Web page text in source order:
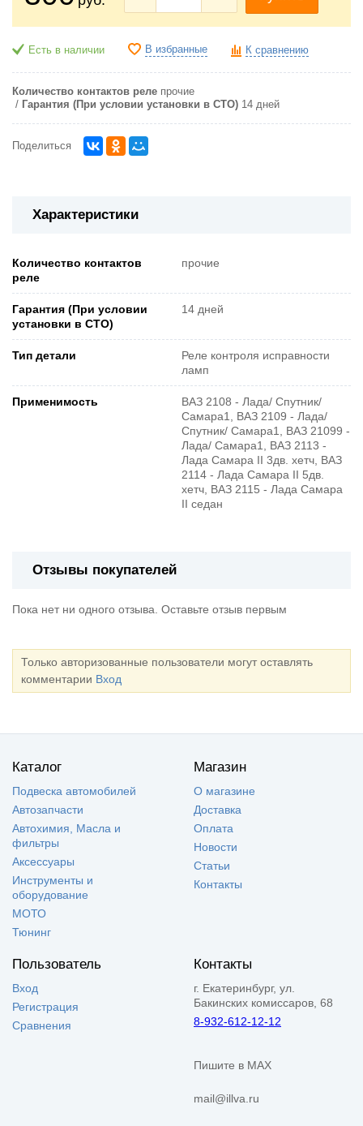
Есть в наличии В избранные К сравнению
Количество контактов реле прочие
Гарантия (При условии установки в СТО) 14 дней
Поделиться
Характеристики
Количество контактов
реле
прочие
Гарантия (При условии
установки в СТО)
14 дней
Тип детали
Реле контроля исправности
ламп
Применимость
ВАЗ 2108 - Лада/ Спутник/
Самара1, ВАЗ 2109 - Лада/
Спутник/ Самара1, ВАЗ 21099 -
Лада/ Самара1, ВАЗ 2113 -
Лада Самара II 3дв. хетч, ВАЗ
2114 - Лада Самара II 5дв.
хетч, ВАЗ 2115 - Лада Самара
II седан
Отзывы покупателей
Пока нет ни одного отзыва. Оставьте отзыв первым
Только авторизованные пользователи могут оставлять
комментарии Вход
Каталог
Подвеска автомобилей
Автозапчасти
Автохимия, Масла и
фильтры
Аксессуары
Инструменты и
оборудование
МОТО
Тюнинг
Магазин
О магазине
Доставка
Оплата
Новости
Статьи
Контакты
Пользователь
Вход
Регистрация
Сравнения
Контакты
г. Екатеринбург, ул.
Бакинских комиссаров, 68
8-932-612-12-12
Пишите в MAX
mail@illva.ru